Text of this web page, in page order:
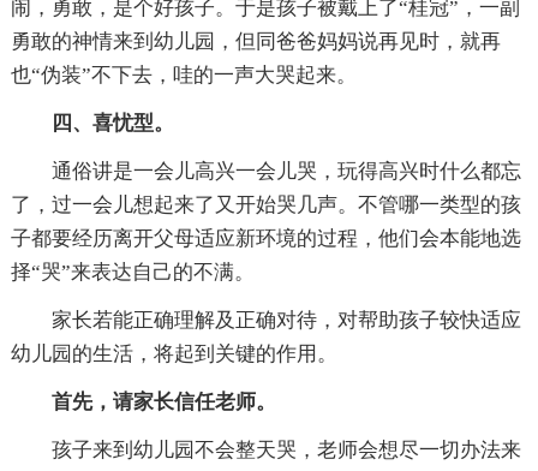
闹，勇敢，是个好孩子。于是孩子被戴上了“桂冠”，一副
勇敢的神情来到幼儿园，但同爸爸妈妈说再见时，就再
也“伪装”不下去，哇的一声大哭起来。
四、喜忧型。
通俗讲是一会儿高兴一会儿哭，玩得高兴时什么都忘
了，过一会儿想起来了又开始哭几声。不管哪一类型的孩
子都要经历离开父母适应新环境的过程，他们会本能地选
择“哭”来表达自己的不满。
家长若能正确理解及正确对待，对帮助孩子较快适应
幼儿园的生活，将起到关键的作用。
首先，请家长信任老师。
孩子来到幼儿园不会整天哭，老师会想尽一切办法来